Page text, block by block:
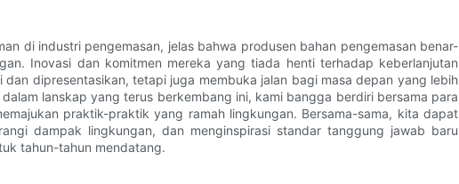
di industri pengemasan, jelas bahwa produsen bahan pengemasan benar-
Inovasi dan komitmen mereka yang tiada henti terhadap keberlanjutan
dipresentasikan, tetapi juga membuka jalan bagi masa depan yang lebih
lanskap yang terus berkembang ini, kami bangga berdiri bersama para
praktik-praktik yang ramah lingkungan. Bersama-sama, kita dapat
dampak lingkungan, dan menginspirasi standar tanggung jawab baru
tahun-tahun mendatang.